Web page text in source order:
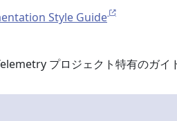
Style Guide
プロジェクト特有のガイ